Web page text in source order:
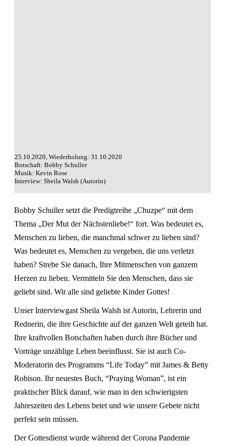
25.10.2020, Wiederholung: 31.10.2020
Botschaft: Bobby Schuller
Musik: Kevin Rose
Interview: Sheila Walsh (Autorin)
Bobby Schuller setzt die Predigtreihe „Chuzpe“ mit dem
Thema „Der Mut der Nächstenliebe!“ fort. Was bedeutet es,
Menschen zu lieben, die manchmal schwer zu lieben sind?
Was bedeutet es, Menschen zu vergeben, die uns verletzt
haben? Strebe Sie danach, Ihre Mitmenschen von ganzem
Herzen zu lieben. Vermitteln Sie den Menschen, dass sie
geliebt sind. Wir alle sind geliebte Kinder Gottes!
Unser Interviewgast Sheila Walsh ist Autorin, Lehrerin und
Rednerin, die ihre Geschichte auf der ganzen Welt geteilt hat.
Ihre kraftvollen Botschaften haben durch ihre Bücher und
Vorträge unzählige Leben beeinflusst. Sie ist auch Co-
Moderatorin des Programms “Life Today” mit James & Betty
Robison. Ihr neuestes Buch, “Praying Woman”, ist ein
praktischer Blick darauf, wie man in den schwierigsten
Jahreszeiten des Lebens betet und wie unsere Gebete nicht
perfekt sein müssen.
Der Gottesdienst wurde während der Corona Pandemie